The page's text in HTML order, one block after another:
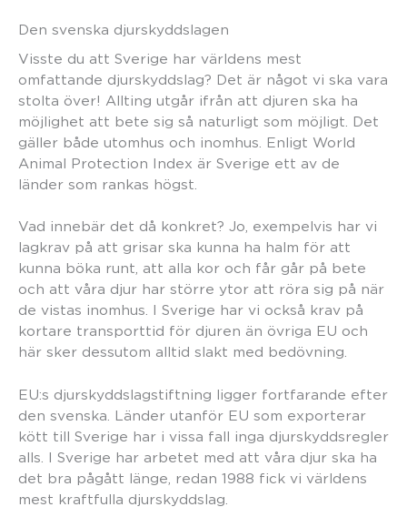
Den svenska djurskyddslagen
Visste du att Sverige har världens mest
omfattande djurskyddslag? Det är något vi ska vara
stolta över! Allting utgår ifrån att djuren ska ha
möjlighet att bete sig så naturligt som möjligt. Det
gäller både utomhus och inomhus. Enligt World
Animal Protection Index är Sverige ett av de
länder som rankas högst.
Vad innebär det då konkret? Jo, exempelvis har vi
lagkrav på att grisar ska kunna ha halm för att
kunna böka runt, att alla kor och får går på bete
och att våra djur har större ytor att röra sig på när
de vistas inomhus. I Sverige har vi också krav på
kortare transporttid för djuren än övriga EU och
här sker dessutom alltid slakt med bedövning.
EU:s djurskyddslagstiftning ligger fortfarande efter
den svenska. Länder utanför EU som exporterar
kött till Sverige har i vissa fall inga djurskyddsregler
alls. I Sverige har arbetet med att våra djur ska ha
det bra pågått länge, redan 1988 fick vi världens
mest kraftfulla djurskyddslag.